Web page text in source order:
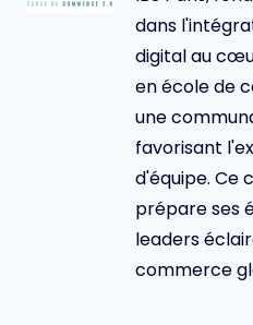
dans
digital au
en école de
une
favorisant
d'équipe. Ce
prépare ses
leaders
commerce